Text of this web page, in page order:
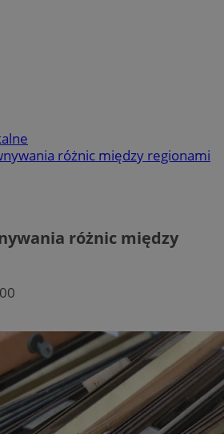
różnic między regionami
różnic między